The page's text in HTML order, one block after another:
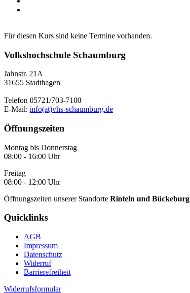
Für diesen Kurs sind keine Termine vorhanden.
Volkshochschule Schaumburg
Jahnstr. 21A
31655 Stadthagen
Telefon 05721/703-7100
E-Mail: info(at)vhs-schaumburg.de
Öffnungszeiten
Montag bis Donnerstag
08:00 - 16:00 Uhr
Freitag
08:00 - 12:00 Uhr
Öffnungszeiten unserer Standorte Rinteln und Bückeburg
Quicklinks
AGB
Impressum
Datenschutz
Widerruf
Barrierefreiheit
Widerrufsformular